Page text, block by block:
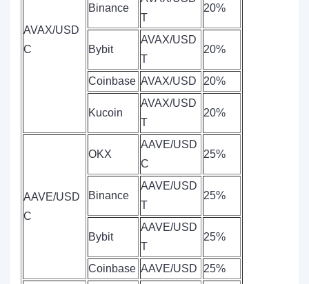
AVAX/USD
C
Binance
T
20%
Bybit
AVAX/USD
T
20%
Coinbase AVAX/USD 20%
Kucoin
AVAX/USD
T
20%
AAVE/USD
C
OKX
AAVE/USD
C
25%
Binance
AAVE/USD
T
25%
Bybit
AAVE/USD
T
25%
Coinbase AAVE/USD 25%